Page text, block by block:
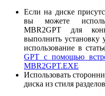
Если на диске
вы можете
MBR2GPT для
выполнить
использование в
GPT с помощью
MBR2GPT.EXE
Использовать
диска из стиля